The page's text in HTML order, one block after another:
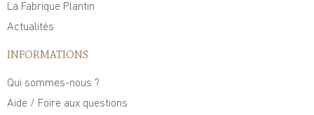
La Fabrique Plantin
Actualités
INFORMATIONS
Qui sommes-nous ?
Aide / Foire aux questions